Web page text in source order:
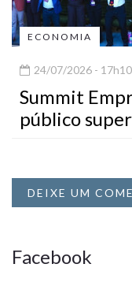
ECONOMIA
24/07/2026 - 17h10
Summit
público
DEIXE UM
Facebook